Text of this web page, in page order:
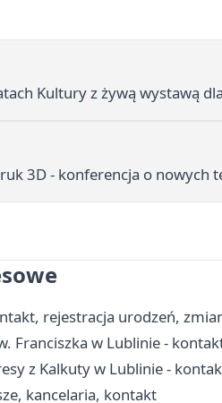
Kultury z żywą wystawą
3D - konferencja o nowych
rejestracja urodzeń,
Franciszka w Lublinie -
z Kalkuty w Lublinie -
kancelaria, kontakt